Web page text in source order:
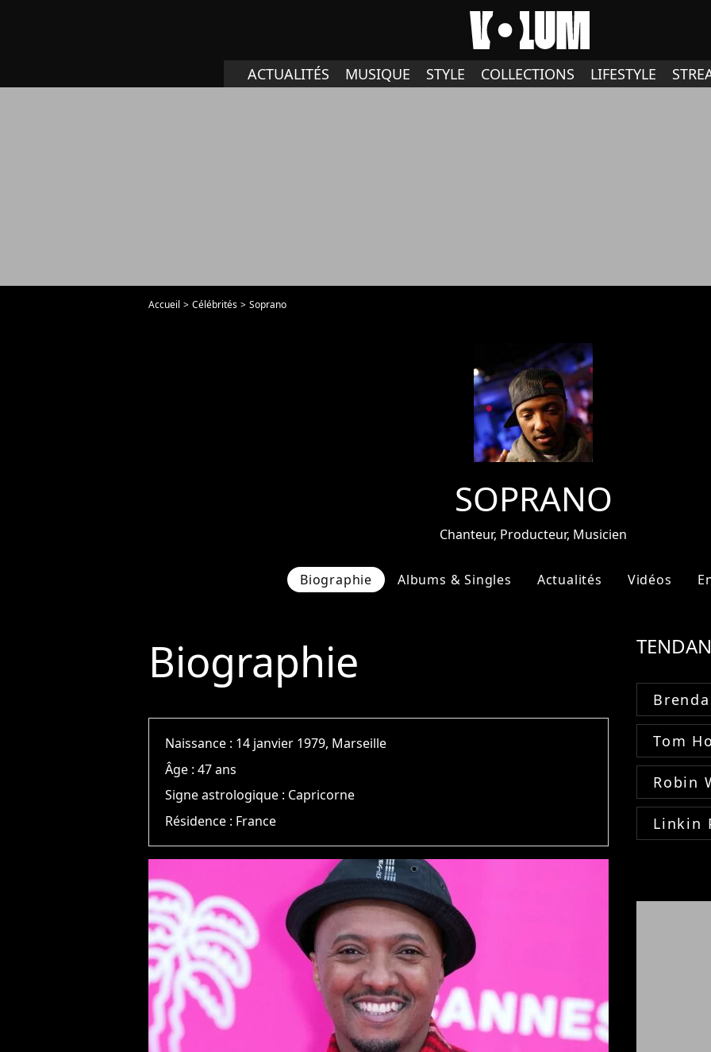
ACTUALITÉS MUSIQUE STYLE COLLECTIONS LIFESTYLE
Accueil Célébrités Soprano
SOPRANO
Chanteur, Producteur, Musicien
Biographie Albums & Singles Actualités Vidéos
Biographie
Naissance : 14 janvier 1979, Marseille
Âge :47 ans
Signe astrologique : Capricorne
Résidence : France
Tom
Robin
Linkin